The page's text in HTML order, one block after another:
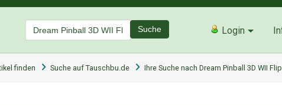
Suche Login
finden Suche auf Tauschbu.de Ihre Suche nach Dream Pinball 3D WII